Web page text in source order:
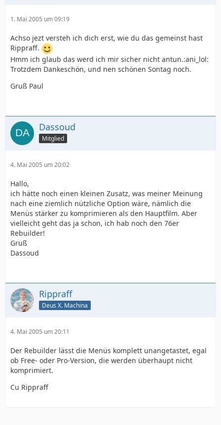
1. Mai 2005 um 09:19
Achso jezt versteh ich dich erst, wie du das gemeinst hast
Rippraff.
Hmm ich glaub das werd ich mir sicher nicht antun.:ani_lol:
Trotzdem Dankeschön, und nen schönen Sontag noch.
Gruß Paul
Dassoud
Mitglied
4. Mai 2005 um 20:02
Hallo,
ich hätte noch einen kleinen Zusatz, was meiner Meinung
nach eine ziemlich nützliche Option wäre, nämlich die
Menüs stärker zu komprimieren als den Hauptfilm. Aber
vielleicht geht das ja schon, ich hab noch den 76er
Rebuilder!
Gruß
Dassoud
Rippraff
Deus X. Machina
4. Mai 2005 um 20:11
Der Rebuilder lässt die Menüs komplett unangetastet, egal
ob Free- oder Pro-Version, die werden überhaupt nicht
komprimiert.
Cu Rippraff